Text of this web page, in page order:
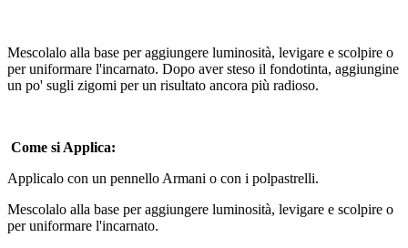
Mescolalo alla base per aggiungere luminosità, levigare e scolpire o
per uniformare l'incarnato. Dopo aver steso il fondotinta, aggiungine
un po' sugli zigomi per un risultato ancora più radioso.
Come si Applica:
Applicalo con un pennello Armani o con i polpastrelli.
Mescolalo alla base per aggiungere luminosità, levigare e scolpire o
per uniformare l'incarnato.